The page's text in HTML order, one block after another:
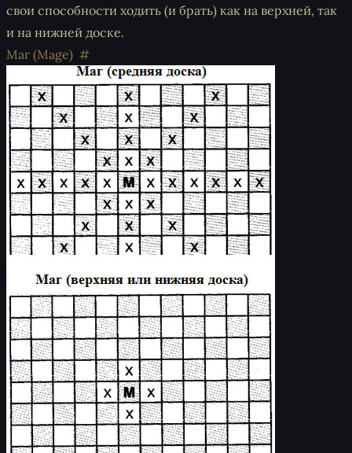
свои способности ходить (и брать) как на верхней, так
и на нижней доске.
Маг (Mage)